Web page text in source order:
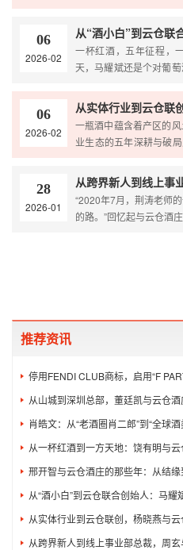
也承载着成长与收获。
06
2026-02
一杯红酒，五年征程，
天，马耀斌还是个对葡
06
2026-02
一瓶酒中蕴含着产区的
业生态的五年深耕与破
总裁问我：晓燕姐，要
28
2026-01
“2020年7月，荆涛老师
的路。”回忆起与云仓酒
推荐资讯
停用FENDI CLUB商标，启用“F
从山城到深圳总部，董廷凯与云仓酒
肖皓文：从“老酒圈肖二郎”到“全球酒
从一杯红酒到一方天地：饶有明与
邢开智与云仓酒庄的那些年：从结
从“酒小白”到云仓联合创始人：马
从实体行业到云仓联创，杨晓燕与云仓酒
从跨界新人到线上事业部总裁，周玄与云仓